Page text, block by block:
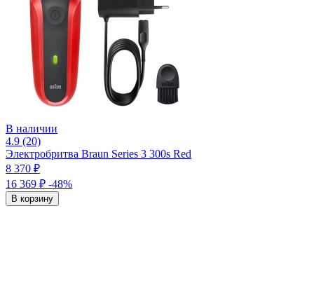
В наличии
4.9 (20)
Электробритва Braun Series 3 300s Red
8 370 ₽
16 369 ₽ -48%
В корзину